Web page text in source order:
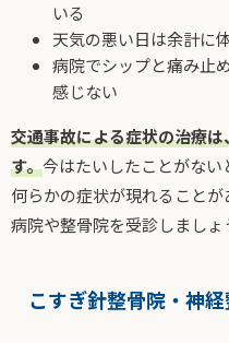
いる
天気の悪い日は余計に
病院でシップと痛み止
感じない
交通事故による症状の治療
す。今はたいしたことがな
何らかの症状が現れること
病院や整骨院を受診しましょ
こすぎ針整骨院・神